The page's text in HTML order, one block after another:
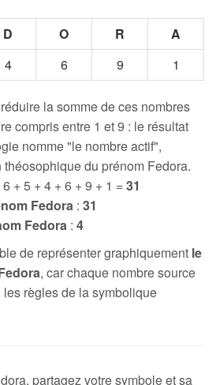
D O R
A
4 6 9 1
la somme de ces nombres
compris entre 1 et 9 : le résultat
nomme "le nombre actif",
du prénom Fedora.
+ 5 + 4 + 6 + 9 + 1 =31
Fedora : 31
Fedora : 4
de représenter graphiquement le
, car chaque nombre source
règles de la symbolique
partagez votre symbole et sa